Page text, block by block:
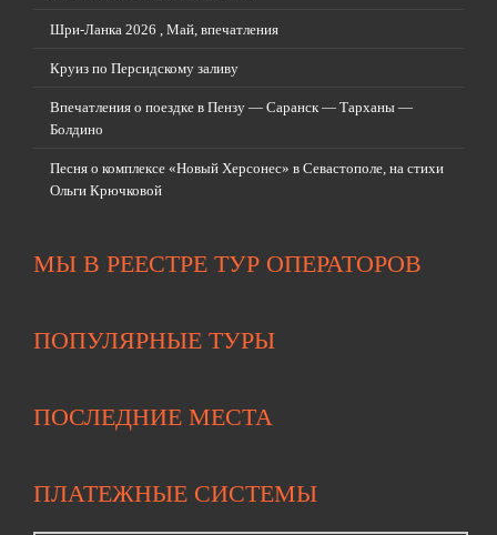
Шри-Ланка 2026 , Май, впечатления
Круиз по Персидскому заливу
Впечатления о поездке в Пензу — Саранск — Тарханы —
Болдино
Песня о комплексе «Новый Херсонес» в Севастополе, на стихи
Ольги Крючковой
МЫ В РЕЕСТРЕ ТУР ОПЕРАТОРОВ
ПОПУЛЯРНЫЕ ТУРЫ
ПОСЛЕДНИЕ МЕСТА
ПЛАТЕЖНЫЕ СИСТЕМЫ